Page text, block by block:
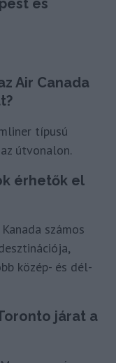
és
Air Canada
típusú
útvonalon.
érhetők el
számos
közép- és dél-
járat a